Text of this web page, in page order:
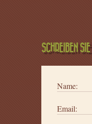
SCHREIBEN
Name:
Email: